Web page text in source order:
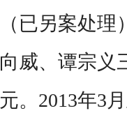
（已另案处
向威、谭宗义
元。2013年3